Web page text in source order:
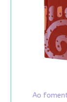
Ao